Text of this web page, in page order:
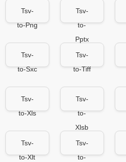
Tsv-
to-Png
Tsv-
to-
Pptx
Tsv-
to-Sxc
Tsv-
to-Tiff
Tsv-
to-Xls
Tsv-
to-
Xlsb
Tsv-
to-Xlt
Tsv-
to-